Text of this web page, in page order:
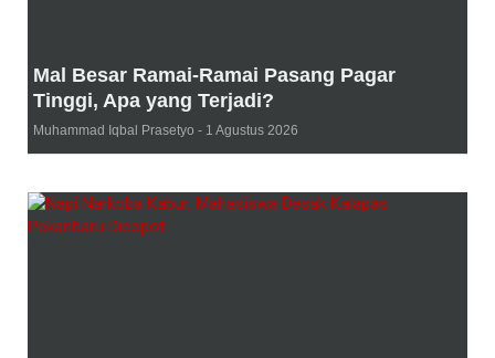
Mal Besar Ramai-Ramai Pasang Pagar
Tinggi, Apa yang Terjadi?
Muhammad Iqbal Prasetyo 1 Agustus 2026